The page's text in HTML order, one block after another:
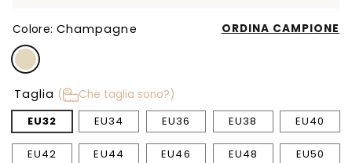
Colore:Champagne ORDINA CAMPIONE
Taglia (
Che taglia sono?)
EU32
EU34 EU36 EU38 EU40
EU42 EU44 EU46 EU48 EU50